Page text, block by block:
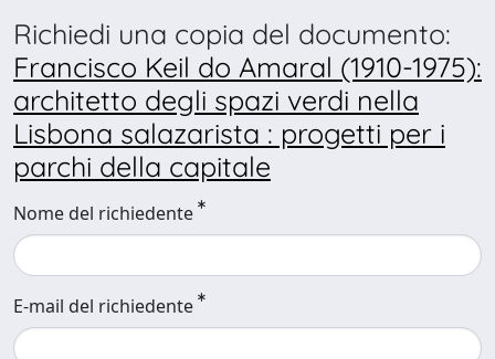
Richiedi una copia del documento:
Francisco Keil do Amaral (1910-1975):
architetto degli spazi verdi nella
Lisbona salazarista : progetti per i
parchi della capitale
Nome del richiedente
E-mail del richiedente